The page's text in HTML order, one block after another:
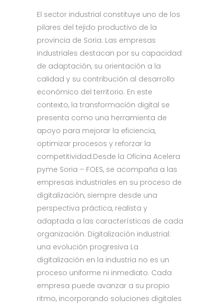
El sector industrial constituye uno de los
pilares del tejido productivo de la
provincia de Soria. Las empresas
industriales destacan por su capacidad
de adaptación, su orientación a la
calidad y su contribución al desarrollo
económico del territorio. En este
contexto, la transformación digital se
presenta como una herramienta de
apoyo para mejorar la eficiencia,
optimizar procesos y reforzar la
competitividad.Desde la Oficina Acelera
pyme Soria – FOES, se acompaña a las
empresas industriales en su proceso de
digitalización, siempre desde una
perspectiva práctica, realista y
adaptada a las características de cada
organización. Digitalización industrial:
una evolución progresiva La
digitalización en la industria no es un
proceso uniforme ni inmediato. Cada
empresa puede avanzar a su propio
ritmo, incorporando soluciones digitales